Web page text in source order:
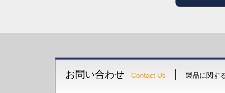
お問い合わせ Contact Us 製品に関す